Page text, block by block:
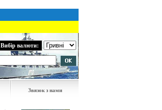
Вибір валюти:
Звязок з нами